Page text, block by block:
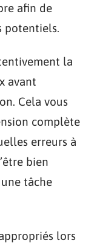
afin de
potentiels.
la
avant
Cela vous
complète
erreurs à
bien
tâche
lors